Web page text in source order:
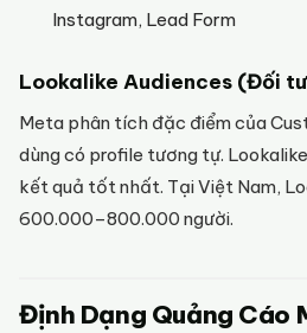
Instagram, Lead Form
Lookalike Audiences (Đối
Meta phân tích đặc điểm của
dùng có profile tương tự.
kết quả tốt nhất. Tại Việt Nam,
600.000–800.000 người.
Định Dạng Quảng Cáo